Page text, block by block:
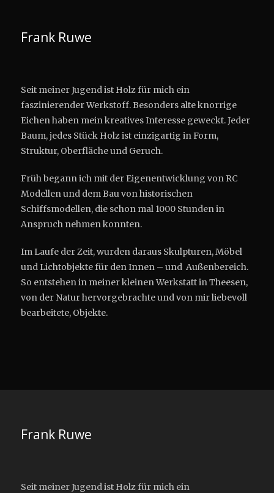
Frank Ruwe
Seit meiner Jugend ist Holz für mich ein
faszinierender Werkstoff. Besonders alte knorrige
Eichen haben mein kreatives Interesse geweckt. Jeder
Baum, jedes Stück Holz ist einzigartig in Form,
Struktur, Oberfläche und Geruch.
Früh begann ich mit der Eigenentwicklung von RC
Modellen und dem Bau von historischen
Schiffsmodellen, die schon mal 1000 Stunden in
Anspruch nehmen konnten.
Im Laufe der Zeit, wurden daraus Skulpturen, Möbel
und Lichtobjekte für den Innen – und Außenbereich.
So entstehen in meiner kleinen Werkstatt in Theesen,
von der Natur hervorgebrachte und von mir liebevoll
bearbeitete, Objekte.
Frank Ruwe
Seit meiner Jugend ist Holz für mich ein